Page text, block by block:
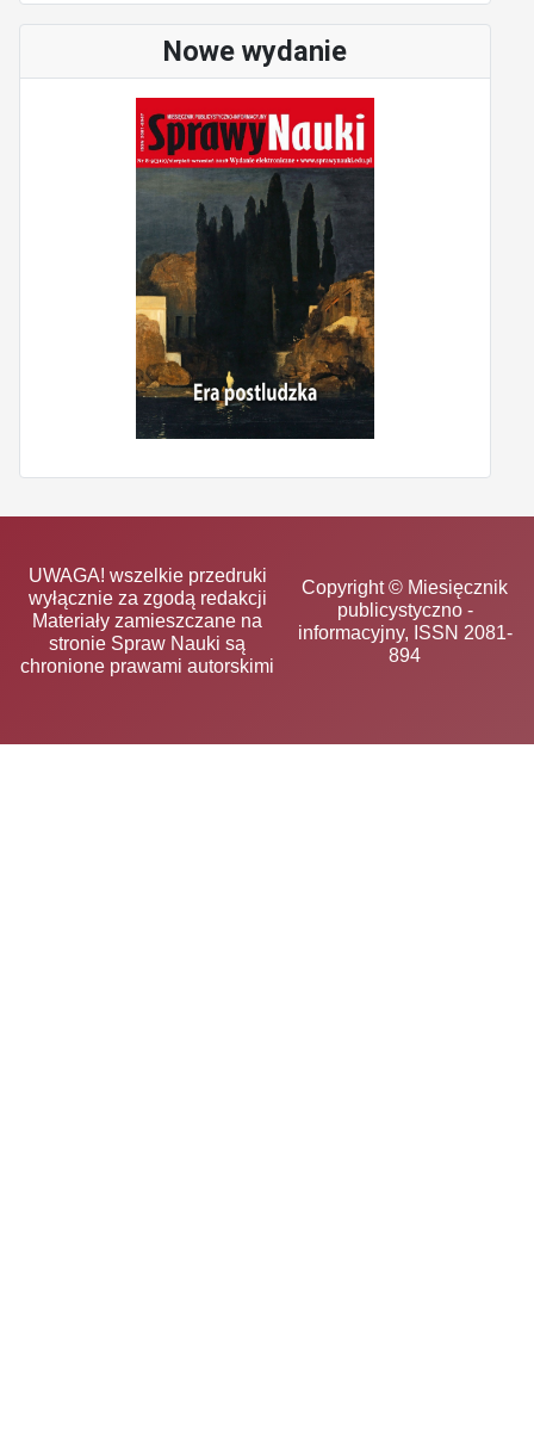
Nowe wydanie
UWAGA! wszelkie przedruki
wyłącznie za zgodą redakcji
Materiały zamieszczane na
stronie Spraw Nauki są
chronione prawami autorskimi
Copyright © Miesięcznik
publicystyczno -
informacyjny, ISSN 2081-
894